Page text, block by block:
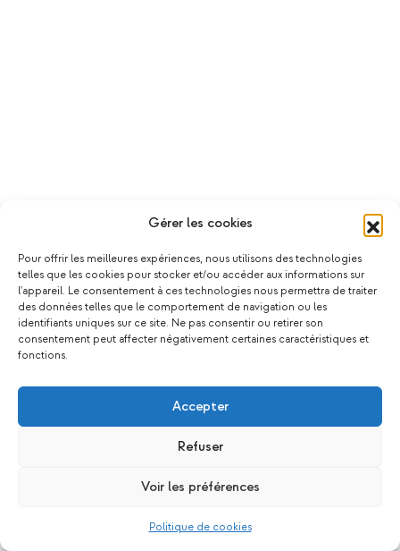
Gérer les cookies
Pour offrir les meilleures expériences, nous utilisons des technologies
telles que les cookies pour stocker et/ou accéder aux informations sur
l'appareil. Le consentement à ces technologies nous permettra de traiter
des données telles que le comportement de navigation ou les
identifiants uniques sur ce site. Ne pas consentir ou retirer son
consentement peut affecter négativement certaines caractéristiques et
fonctions.
Accepter
Refuser
Voir les préférences
Politique de cookies